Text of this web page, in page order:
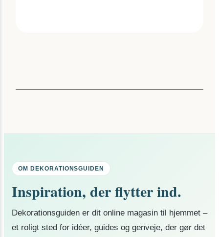
OM DEKORATIONSGUIDEN
Inspiration, der flytter ind.
Dekorationsguiden er dit online magasin til hjemmet –
et roligt sted for idéer, guides og genveje, der gør det